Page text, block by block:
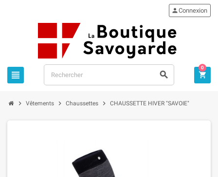
 
Connexion

0
 Vêtements  Chaussettes  CHAUSSETTE HIVER "SAVOIE"